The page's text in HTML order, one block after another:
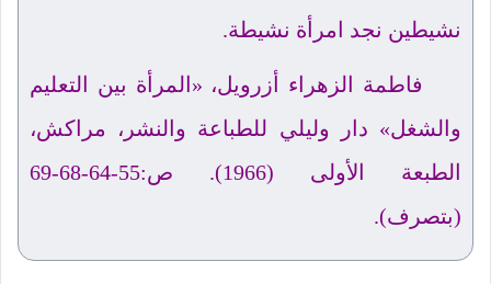
نشيطين نجد امرأة نشيطة.
فاطمة الزهراء أزرويل، «المرأة بين التعليم
والشغل» دار وليلي للطباعة والنشر، مراكش،
الطبعة الأولى (1966). ص:55-64-68-69
(بتصرف).